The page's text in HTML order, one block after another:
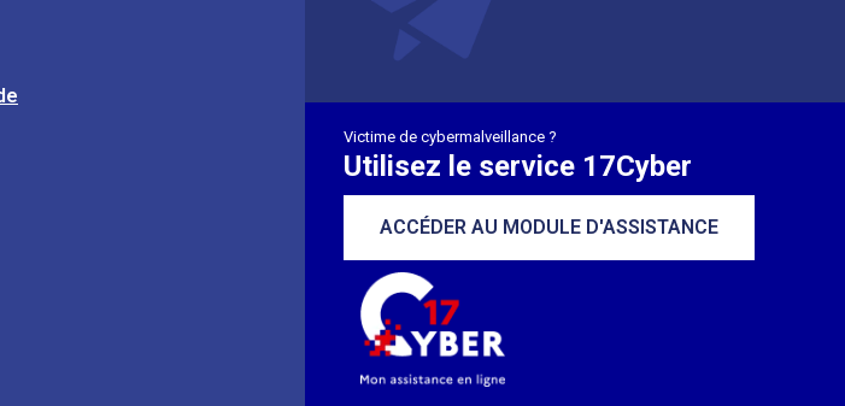
Victime de cybermalveillance ?
Utilisez le service 17Cyber
ACCÉDER AU MODULE D'ASSISTANCE